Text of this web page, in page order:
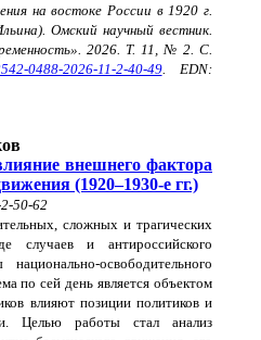
на востоке России в 1920 г.
Омский научный вестник.
2026. Т. 11, № 2. С.
0488-2026-11-2-40-49. EDN:
внешнего фактора
(1920–1930-е гг.)
50-62
сложных и трагических
случаев и антироссийского
освободительного
по сей день является объектом
влияют позиции политиков и
Целью работы стал анализ